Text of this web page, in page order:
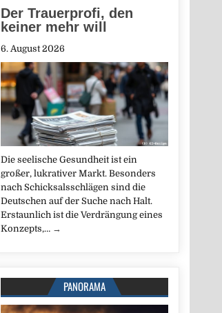
Der Trauerprofi, den
keiner mehr will
6. August 2026
Die seelische Gesundheit ist ein
großer, lukrativer Markt. Besonders
nach Schicksalsschlägen sind die
Deutschen auf der Suche nach Halt.
Erstaunlich ist die Verdrängung eines
Konzepts,… →
PANORAMA